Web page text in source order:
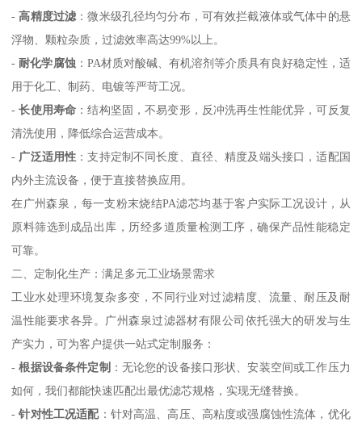
-高精度过滤 ：微米级孔径均匀分布，可有效拦截液体或气体中的悬
浮物、颗粒杂质，过滤效率高达99%以上。
-耐化学腐蚀 ：PA材质对酸碱、有机溶剂等介质具有良好稳定性，适
用于化工、制药、电镀等严苛工况。
-长使用寿命 ：结构坚固，不易变形，反冲洗再生性能优异，可反复
清洗使用，降低综合运营成本。
- 广泛适用性 ：支持定制不同长度、直径、精度及端头接口，适配国
内外主流设备，便于直接替换应用。
在广州森泉，每一支粉末烧结PA滤芯均基于客户实际工况设计，从
原料筛选到成品出库，历经多道质量检测工序，确保产品性能稳定
可靠。
二、定制化生产：满足多元工业场景需求
工业水处理环境复杂多变，不同行业对过滤精度、流量、耐压及耐
温性能要求各异。广州森泉过滤器材有限公司依托强大的研发与生
产实力，可为客户提供一站式定制服务：
-根据设备条件定制 ：无论您的设备接口形状、安装空间或工作压力
如何，我们都能快速匹配出最优滤芯规格，实现无缝替换。
-针对性工况适配：针对高温、高压、高粘度或强腐蚀性流体，优化